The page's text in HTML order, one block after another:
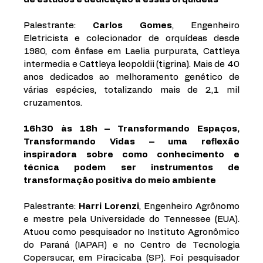
Palestrante: Carlos Gomes, Engenheiro
Eletricista e colecionador de orquídeas desde
1980, com ênfase em Laelia purpurata, Cattleya
intermedia e Cattleya leopoldii (tigrina). Mais de 40
anos dedicados ao melhoramento genético de
várias espécies, totalizando mais de 2,1 mil
cruzamentos.
16h30 às 18h – Transformando Espaços,
Transformando Vidas – uma reflexão
inspiradora sobre como conhecimento e
técnica podem ser instrumentos de
transformação positiva do meio ambiente
Palestrante: Harri Lorenzi, Engenheiro Agrônomo
e mestre pela Universidade do Tennessee (EUA).
Atuou como pesquisador no Instituto Agronômico
do Paraná (IAPAR) e no Centro de Tecnologia
Copersucar, em Piracicaba (SP). Foi pesquisador